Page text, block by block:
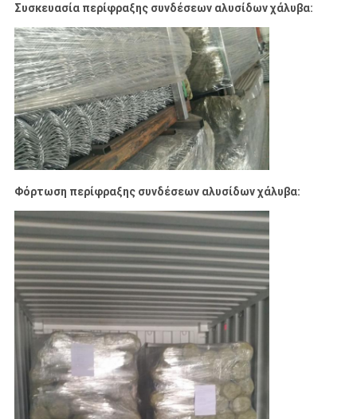
Συσκευασία περίφραξης συνδέσεων αλυσίδων χάλυβα:
Φόρτωση περίφραξης συνδέσεων αλυσίδων χάλυβα: